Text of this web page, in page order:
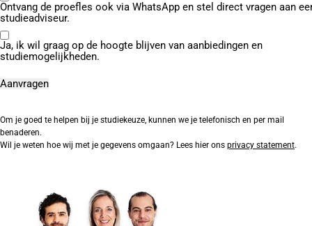
Ontvang de proefles ook via WhatsApp en stel direct vragen aan
studieadviseur.
Ja, ik wil graag op de hoogte blijven van aanbiedingen en
studiemogelijkheden.
Om je goed te helpen bij je studiekeuze, kunnen we je telefonisch en per mail
benaderen.
Wil je weten hoe wij met je gegevens omgaan? Lees hier ons privacy statement.